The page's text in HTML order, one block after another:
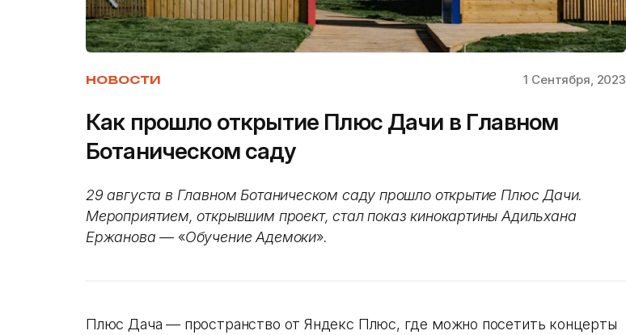
НОВОСТИ 1 Сентября, 2023
Как прошло открытие Плюс Дачи в Главном
Ботаническом саду
29 августа в Главном Ботаническом саду прошло открытие Плюс Дачи.
Мероприятием, открывшим проект, стал показ кинокартины Адильхана
Ержанова — «‎Обучение Адемоки».
Плюс Дача — пространство от Яндекс Плюс, где можно посетить концерты